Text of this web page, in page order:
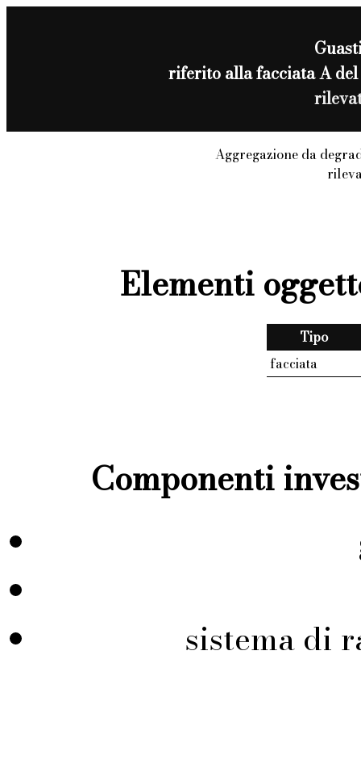
riferito alla facciata A del
Aggregazione da
Elementi
Tipo
facciata
Componenti
sistema di